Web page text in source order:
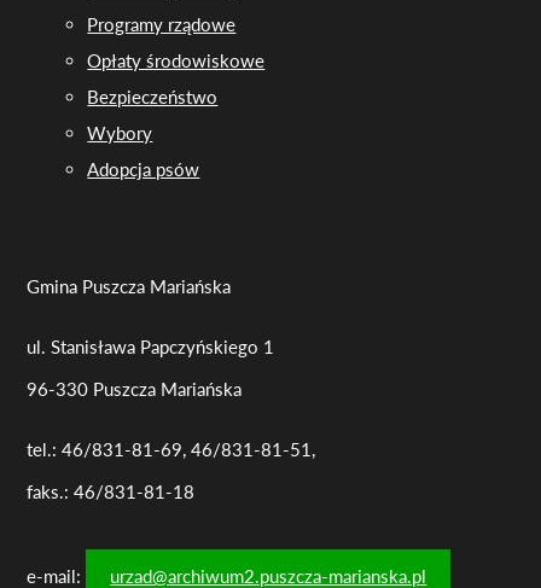
Programy rządowe
Opłaty środowiskowe
Bezpieczeństwo
Wybory
Adopcja psów
Gmina Puszcza Mariańska
ul. Stanisława Papczyńskiego 1
96-330 Puszcza Mariańska
tel.: 46/831-81-69, 46/831-81-51,
faks.: 46/831-81-18
e-mail: urzad@archiwum2.puszcza-marianska.pl